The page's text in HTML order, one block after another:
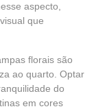
aspecto,
que
florais são
ao quarto. Optar
do
em cores